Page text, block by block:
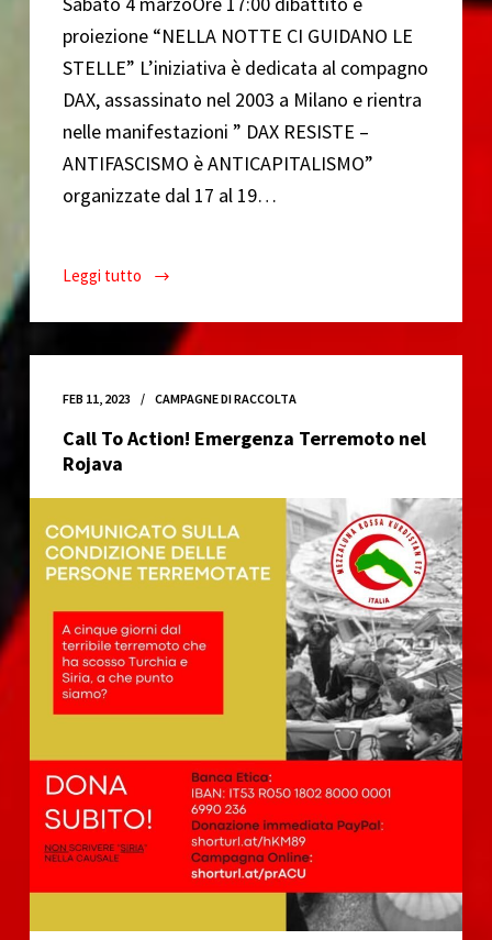
proiezione “NELLA NOTTE CI GUIDANO LE
STELLE” L’iniziativa è dedicata al compagno
DAX, assassinato nel 2003 a Milano e rientra
nelle manifestazioni ” DAX RESISTE –
ANTIFASCISMO è ANTICAPITALISMO”
organizzate dal 17 al 19…
Leggi tutto
Nella
le
–
DaxResiste//
4
Marzo
2023
FEB 11, 2023 CAMPAGNE DI RACCOLTA
Call To Action! Emergenza Terremoto nel
Rojava